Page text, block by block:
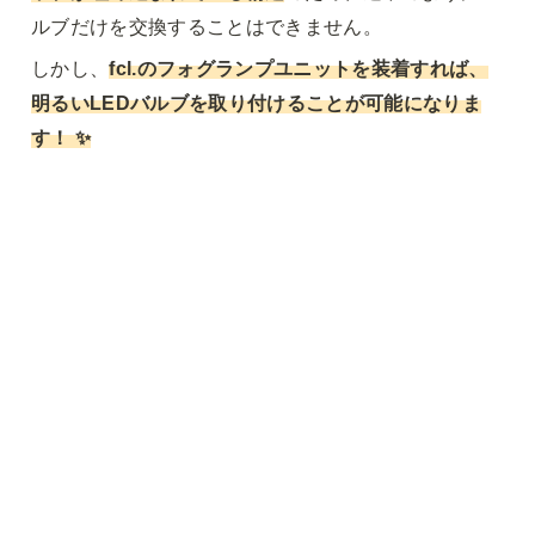
ルブだけを交換することはできません。
しかし、fcl.のフォグランプユニットを装着すれば、
明るいLEDバルブを取り付けることが可能になりま
す！ ✨